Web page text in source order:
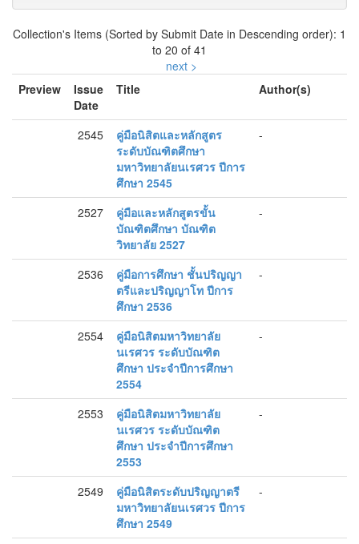
Collection's Items (Sorted by Submit Date in Descending order): 1
to 20 of 41
next >
Preview
Issue
Date
Title Author(s)
2545
คู่มือนิสิตและหลักสูตร
ระดับบัณฑิตศึกษา
มหาวิทยาลัยนเรศวร ปีการ
ศึกษา 2545
-
2527
คู่มือและหลักสูตรขั้น
บัณฑิตศึกษา บัณฑิต
วิทยาลัย 2527
-
2536
คู่มือการศึกษา ชั้นปริญญา
ตรีและปริญญาโท ปีการ
ศึกษา 2536
-
2554
คู่มือนิสิตมหาวิทยาลัย
นเรศวร ระดับบัณฑิต
ศึกษา ประจำปีการศึกษา
2554
-
2553
คู่มือนิสิตมหาวิทยาลัย
นเรศวร ระดับบัณฑิต
ศึกษา ประจำปีการศึกษา
2553
-
2549
คู่มือนิสิตระดับปริญญาตรี
มหาวิทยาลัยนเรศวร ปีการ
ศึกษา 2549
-